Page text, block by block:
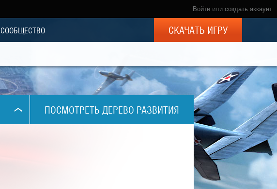
Войти или создать аккаунт
СООБЩЕСТВО СКАЧАТЬ ИГРУ
ПОСМОТРЕТЬ ДЕРЕВО РАЗВИТИЯ